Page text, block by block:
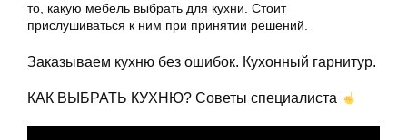
то, какую мебель выбрать для кухни. Стоит
прислушиваться к ним при принятии решений.
Заказываем кухню без ошибок. Кухонный гарнитур.
КАК ВЫБРАТЬ КУХНЮ? Советы специалиста